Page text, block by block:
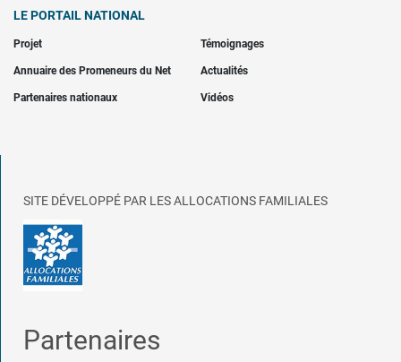
LE PORTAIL NATIONAL
Projet Témoignages
Annuaire des Promeneurs du Net Actualités
Partenaires nationaux Vidéos
SITE DÉVELOPPÉ PAR LES ALLOCATIONS FAMILIALES
Partenaires